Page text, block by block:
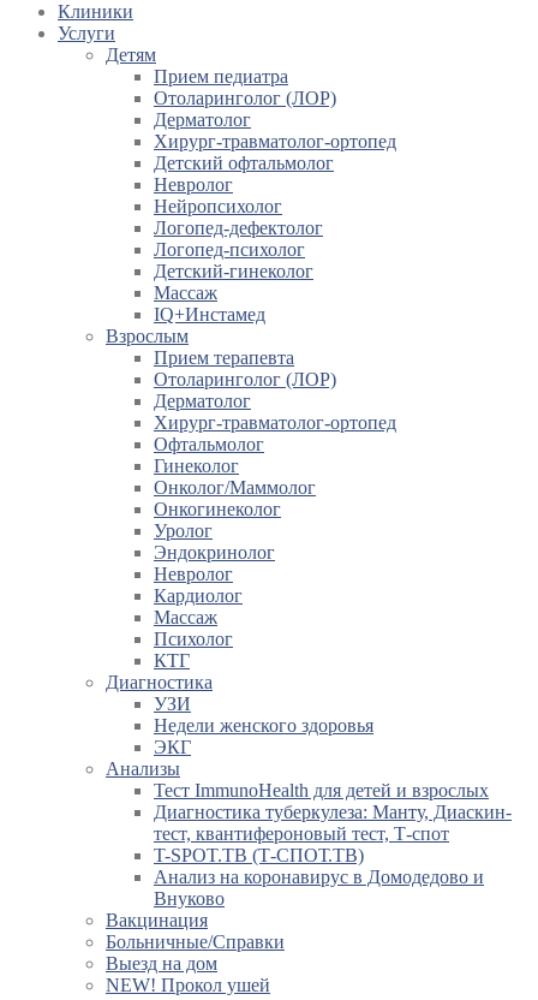
Клиники
Услуги
Детям
Прием педиатра
Отоларинголог (ЛОР)
Дерматолог
Хирург-травматолог-ортопед
Детский офтальмолог
Невролог
Нейропсихолог
Логопед-дефектолог
Логопед-психолог
Детский-гинеколог
Массаж
IQ+Инстамед
Взрослым
Прием терапевта
Отоларинголог (ЛОР)
Дерматолог
Хирург-травматолог-ортопед
Офтальмолог
Гинеколог
Онколог/Маммолог
Онкогинеколог
Уролог
Эндокринолог
Невролог
Кардиолог
Массаж
Психолог
КТГ
Диагностика
УЗИ
Недели женского здоровья
ЭКГ
Анализы
Тест ImmunoHealth для детей и взрослых
Диагностика туберкулеза: Манту, Диаскин-
тест, квантифероновый тест, Т-спот
T-SPOT.TB (Т-СПОТ.ТВ)
Анализ на коронавирус в Домодедово и
Внуково
Вакцинация
Больничные/Справки
Выезд на дом
NEW! Прокол ушей